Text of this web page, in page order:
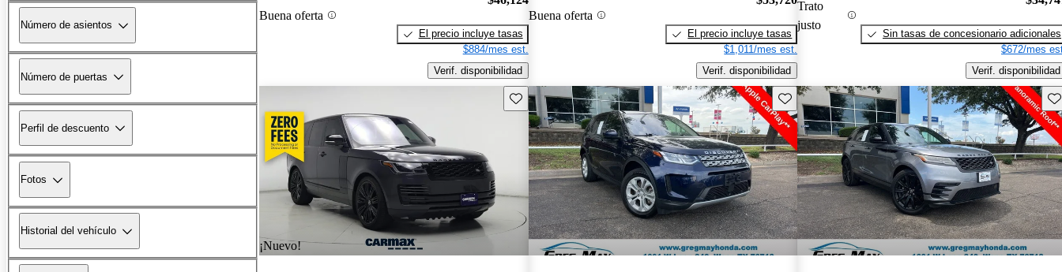
Número de asientos
Número de puertas
Perfil de descuento
Fotos
Historial del vehículo
Buena oferta
El precio incluye tasas
$884/mes est.
Verif. disponibilidad
Buena oferta
El precio incluye tasas
$1,011/mes est.
Verif. disponibilidad
Trato
justo
Sin tasas de concesionario adicionales
$672/mes
Verif. disponibilidad
¡Nuevo!
Guarda este Aviso Guarda este Aviso